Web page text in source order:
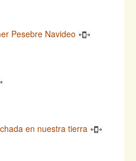
Pesebre Navideo
en nuestra tierra